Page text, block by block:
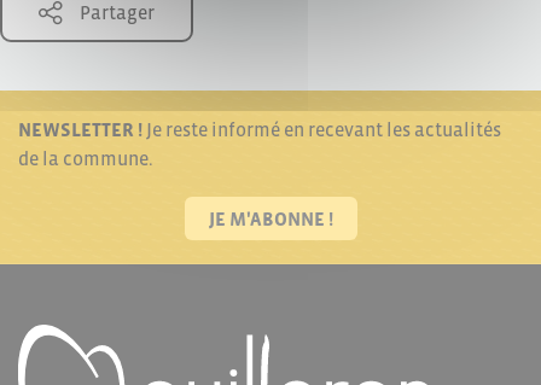
Partager
NEWSLETTER ! Je reste informé en recevant les actualités
de la commune.
JE M'ABONNE !